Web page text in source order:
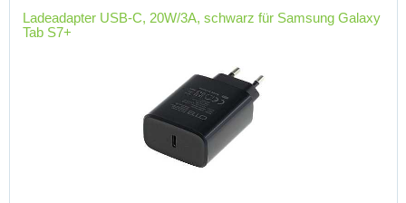
Ladeadapter USB-C, 20W/3A, schwarz für Samsung Galaxy
Tab S7+